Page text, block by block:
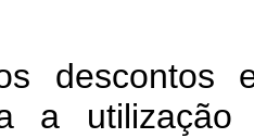
descontos
a